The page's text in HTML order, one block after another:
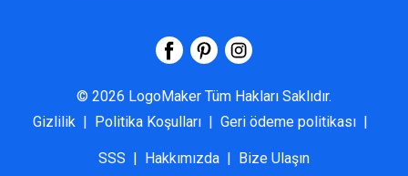
© 2026 LogoMaker Tüm Hakları Saklıdır.
Gizlilik | Politika Koşulları | Geri ödeme politikası |
SSS | Hakkımızda | Bize Ulaşın